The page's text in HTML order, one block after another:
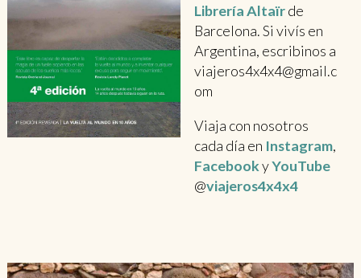
Librería Altaïrde
Barcelona. Si vivís en
Argentina, escribinos a
viajeros4x4x4@gmail.c
om
Viaja con nosotros
cada día en Instagram,
FacebookyYouTube
@viajeros4x4x4